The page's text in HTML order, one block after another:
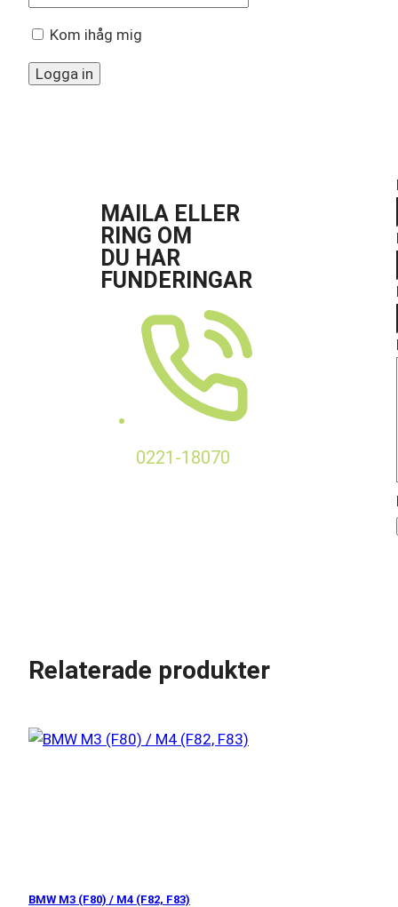
Kom ihåg mig
MAILA ELLER
RING OM
DU HAR
FUNDERINGAR
0221-18070
Relaterade produkter
BMW M3 (F80) / M4 (F82, F83)